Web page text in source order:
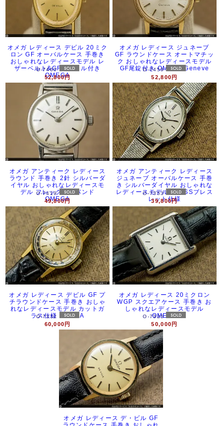
オメガ レディース デビル 20ミク
ロン GF オーバルケース 手巻き
おしゃれなレディースモデル レ
ザーベルト&GFバックル付き
OMEGA
O-7460
52,800円
オメガ レディース ジュネーブ
GF ラウンドケース オートマチッ
ク おしゃれなレディースモデル
GF尾錠付き OMEGA Geneve
O-7459
52,800円
オメガ アンティーク レディース
ラウンド 手巻き 2針 シルバーダ
イヤル おしゃれなレディースモ
デル フレックス・バンド
OMEGA
O-7419
49,800円
オメガ アンティーク レディース
ジュネーブ オーバルケース 手巻
き シルバーダイヤル おしゃれな
レディースモデル 社外SSブレス
レット仕様
O-7353
39,800円
オメガ レディース デビル GF プ
チラウンドケース 手巻き おしゃ
れなレディースモデル カットガ
ラス仕様 OMEGA
O-7332
60,000円
オメガ レディース 20ミクロン
WGP スクエアケース 手巻き お
しゃれなレディースモデル
OMEGA
O-7325
50,000円
オメガ レディース デ・ビル GF